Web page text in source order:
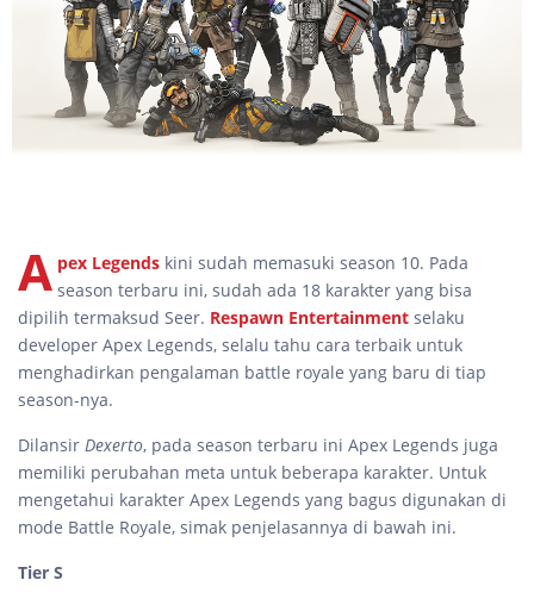
A pex Legends kini sudah memasuki season 10. Pada
season terbaru ini, sudah ada 18 karakter yang bisa
dipilih termaksud Seer. Respawn Entertainment selaku
developer Apex Legends, selalu tahu cara terbaik untuk
menghadirkan pengalaman battle royale yang baru di tiap
season-nya.
Dilansir Dexerto, pada season terbaru ini Apex Legends juga
memiliki perubahan meta untuk beberapa karakter. Untuk
mengetahui karakter Apex Legends yang bagus digunakan di
mode Battle Royale, simak penjelasannya di bawah ini.
Tier S